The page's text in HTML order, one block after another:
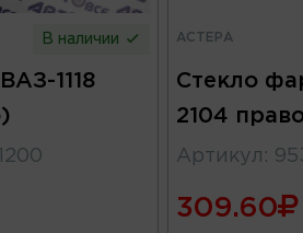
В наличии
1118
АСТЕРА
Стекло
2104
Артикул :
309.60